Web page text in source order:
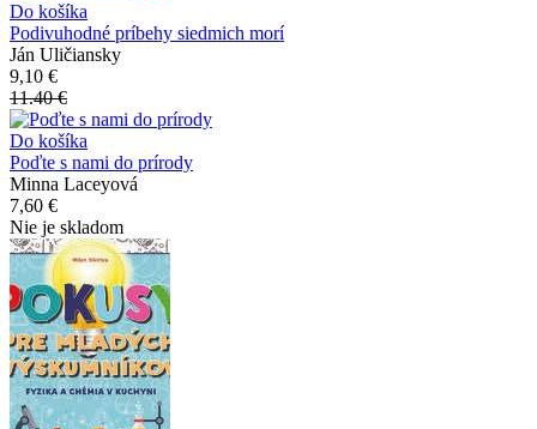
Do košíka
Podivuhodné príbehy siedmich morí
Ján Uličiansky
9,10 €
11.40 €
Do košíka
Poďte s nami do prírody
Minna Laceyová
7,60 €
Nie je skladom